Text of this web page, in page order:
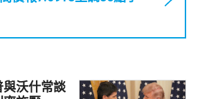
與沃什常談